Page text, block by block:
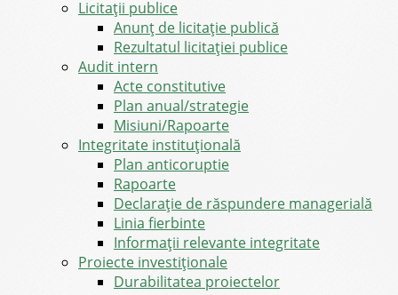
Licitații publice
Anunț de licitație publică
Rezultatul licitației publice
Audit intern
Acte constitutive
Plan anual/strategie
Misiuni/Rapoarte
Integritate instituțională
Plan anticoruptie
Rapoarte
Declarație de răspundere managerială
Linia fierbinte
Informații relevante integritate
Proiecte investiționale
Durabilitatea proiectelor